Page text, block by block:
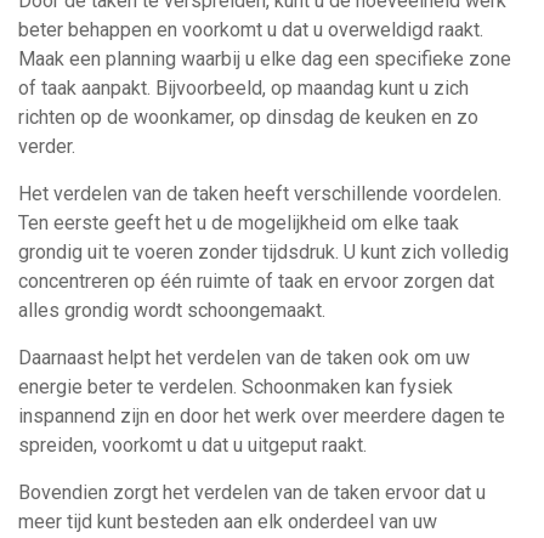
beter behappen en voorkomt u dat u overweldigd raakt.
Maak een planning waarbij u elke dag een specifieke zone
of taak aanpakt. Bijvoorbeeld, op maandag kunt u zich
richten op de woonkamer, op dinsdag de keuken en zo
verder.
Het verdelen van de taken heeft verschillende voordelen.
Ten eerste geeft het u de mogelijkheid om elke taak
grondig uit te voeren zonder tijdsdruk. U kunt zich volledig
concentreren op één ruimte of taak en ervoor zorgen dat
alles grondig wordt schoongemaakt.
Daarnaast helpt het verdelen van de taken ook om uw
energie beter te verdelen. Schoonmaken kan fysiek
inspannend zijn en door het werk over meerdere dagen te
spreiden, voorkomt u dat u uitgeput raakt.
Bovendien zorgt het verdelen van de taken ervoor dat u
meer tijd kunt besteden aan elk onderdeel van uw